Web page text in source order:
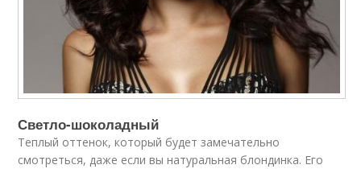
Светло-шоколадный
Теплый оттенок, который будет замечательно
смотреться, даже если вы натуральная блондинка. Его